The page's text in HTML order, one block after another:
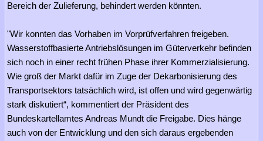
Bereich der Zulieferung, behindert werden könnten.
"Wir konnten das Vorhaben im Vorprüfverfahren freigeben.
Wasserstoffbasierte Antriebslösungen im Güterverkehr befinden
sich noch in einer recht frühen Phase ihrer Kommerzialisierung.
Wie groß der Markt dafür im Zuge der Dekarbonisierung des
Transportsektors tatsächlich wird, ist offen und wird gegenwärtig
stark diskutiert“, kommentiert der Präsident des
Bundeskartellamtes Andreas Mundt die Freigabe. Dies hänge
auch von der Entwicklung und den sich daraus ergebenden